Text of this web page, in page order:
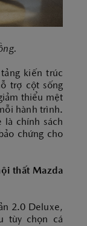
kiến trúc
trợ cột sống
thiểu mệt
hành trình.
là chính sách
chứng cho
thất Mazda
2.0 Deluxe,
tùy chọn cá